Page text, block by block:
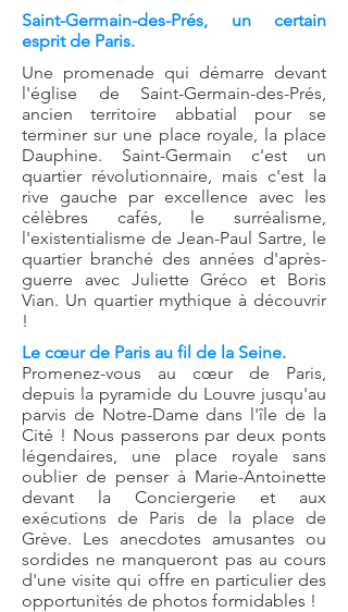
Saint-Germain-des-Prés, un certain
esprit de Paris.
Une promenade qui démarre devant
l'église de Saint-Germain-des-Prés,
ancien territoire abbatial pour se
terminer sur une place royale, la place
Dauphine. Saint-Germain c'est un
quartier révolutionnaire, mais c'est la
rive gauche par excellence avec les
célèbres cafés, le surréalisme,
l'existentialisme de Jean-Paul Sartre, le
quartier branché des années d'après-
guerre avec Juliette Gréco et Boris
Vian. Un quartier mythique à découvrir
!
Le cœur de Paris au fil de la Seine.
Promenez-vous au cœur de Paris,
depuis la pyramide du Louvre jusqu'au
parvis de Notre-Dame dans l'île de la
Cité ! Nous passerons par deux ponts
légendaires, une place royale sans
oublier de penser à Marie-Antoinette
devant la Conciergerie et aux
exécutions de Paris de la place de
Grève. Les anecdotes amusantes ou
sordides ne manqueront pas au cours
d'une visite qui offre en particulier des
opportunités de photos formidables !